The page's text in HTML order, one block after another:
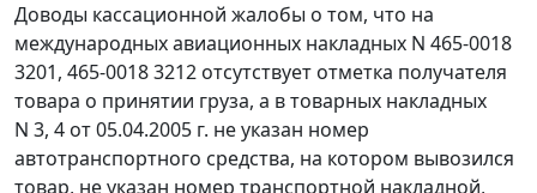
Доводы кассационной жалобы о том, что на
международных авиационных накладных N 465-0018
3201, 465-0018 3212 отсутствует отметка получателя
товара о принятии груза, а в товарных накладных
N 3, 4 от 05.04.2005 г. не указан номер
автотранспортного средства, на котором вывозился
товар, не указан номер транспортной накладной,